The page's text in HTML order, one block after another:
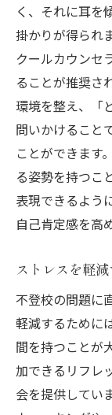
く、それに耳を
掛かりが得られ
クールカウンセ
ることが推奨さ
環境を整え、「
問いかけること
ことができます
る姿勢を持つこ
表現できるよう
自己肯定感を高
ストレスを軽
不登校の問題に
軽減するために
間を持つことが
加できるリフレ
会を提供してい